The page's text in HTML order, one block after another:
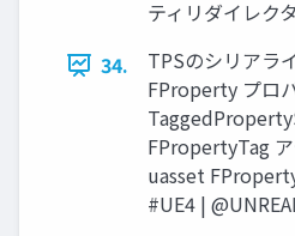
ティリダイレクタ
34.
TPSのシリアラ
FProperty プロ
FPropertyTag
uasset
#UE4 |